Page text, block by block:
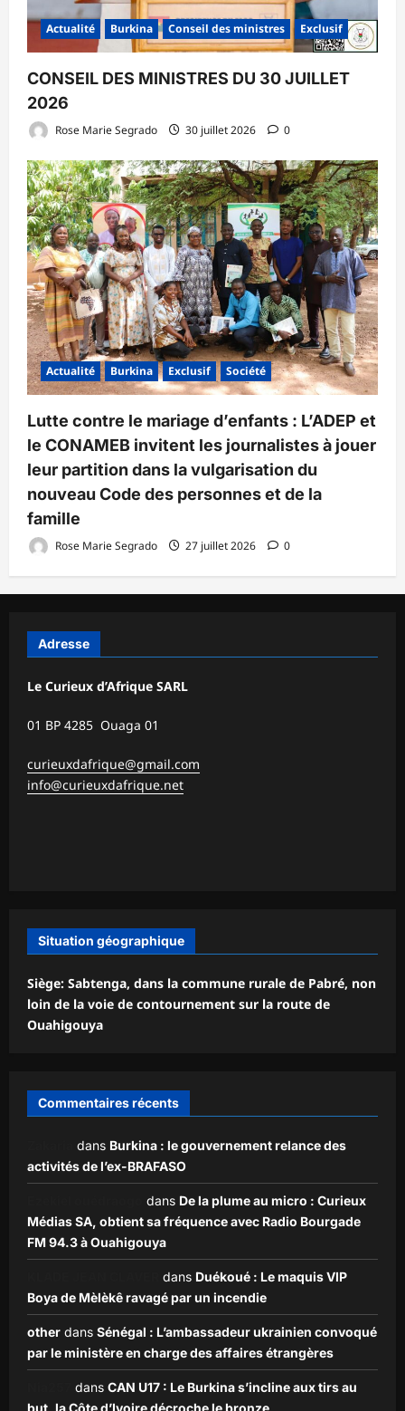
Actualité Burkina Conseil des ministres Exclusif
CONSEIL DES MINISTRES DU 30 JUILLET
2026
Rose Marie Segrado 30 juillet 2026 0
Actualité Burkina Exclusif Société
Lutte contre le mariage d’enfants : L’ADEP et
le CONAMEB invitent les journalistes à jouer
leur partition dans la vulgarisation du
nouveau Code des personnes et de la
famille
Rose Marie Segrado 27 juillet 2026 0
Adresse
Le Curieux d’Afrique SARL
01 BP 4285 Ouaga 01
curieuxdafrique@gmail.com
info@curieuxdafrique.net
Situation géographique
Siège: Sabtenga, dans la commune rurale de Pabré, non
loin de la voie de contournement sur la route de
Ouahigouya
Commentaires récents
dans Burkina : le gouvernement relance des
activités de l’ex-BRAFASO
dans De la plume au micro : Curieux
Médias SA, obtient sa fréquence avec Radio Bourgade
FM 94.3 à Ouahigouya
dans Duékoué : Le maquis VIP
Boya de Mèlèkê ravagé par un incendie
other dans Sénégal : L’ambassadeur ukrainien convoqué
par le ministère en charge des affaires étrangères
dans CAN U17 : Le Burkina s’incline aux tirs au
but, la Côte d’Ivoire décroche le bronze